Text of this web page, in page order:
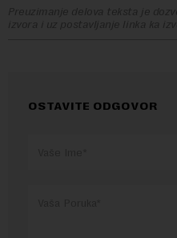
Preuzimanje delova teksta je
izvora i uz postavljanje linka ka
OSTAVITE ODGOVOR